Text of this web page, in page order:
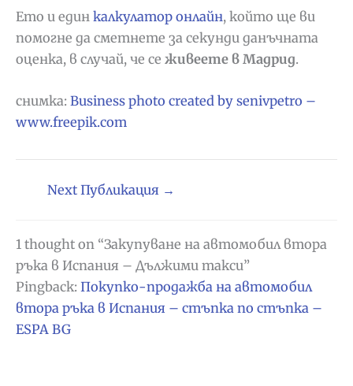
Ето и един калкулатор онлайн, който ще ви
помогне да сметнете за секунди данъчната
оценка, в случай, че се живеете в Мадрид.
снимка: Business photo created by senivpetro –
www.freepik.com
Next Публикация →
1 thought on “Закупуване на автомобил втора
ръка в Испания – Дължими такси”
Pingback: Покупко-продажба на автомобил
втора ръка в Испания – стъпка по стъпка –
ESPA BG